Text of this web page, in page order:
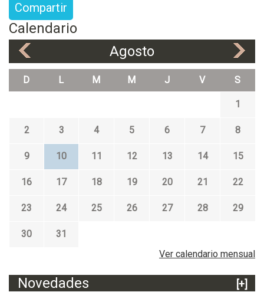
Compartir
Calendario
Agosto
D L M M J V S
1
2 3 4 5 6 7 8
9 10 11 12 13 14 15
16 17 18 19 20 21 22
23 24 25 26 27 28 29
30
31
Ver calendario mensual
Novedades
[+]